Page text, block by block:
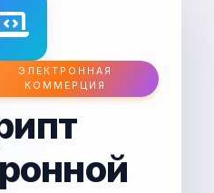
ЭЛЕКТРОННАЯ
КОММЕРЦИЯ